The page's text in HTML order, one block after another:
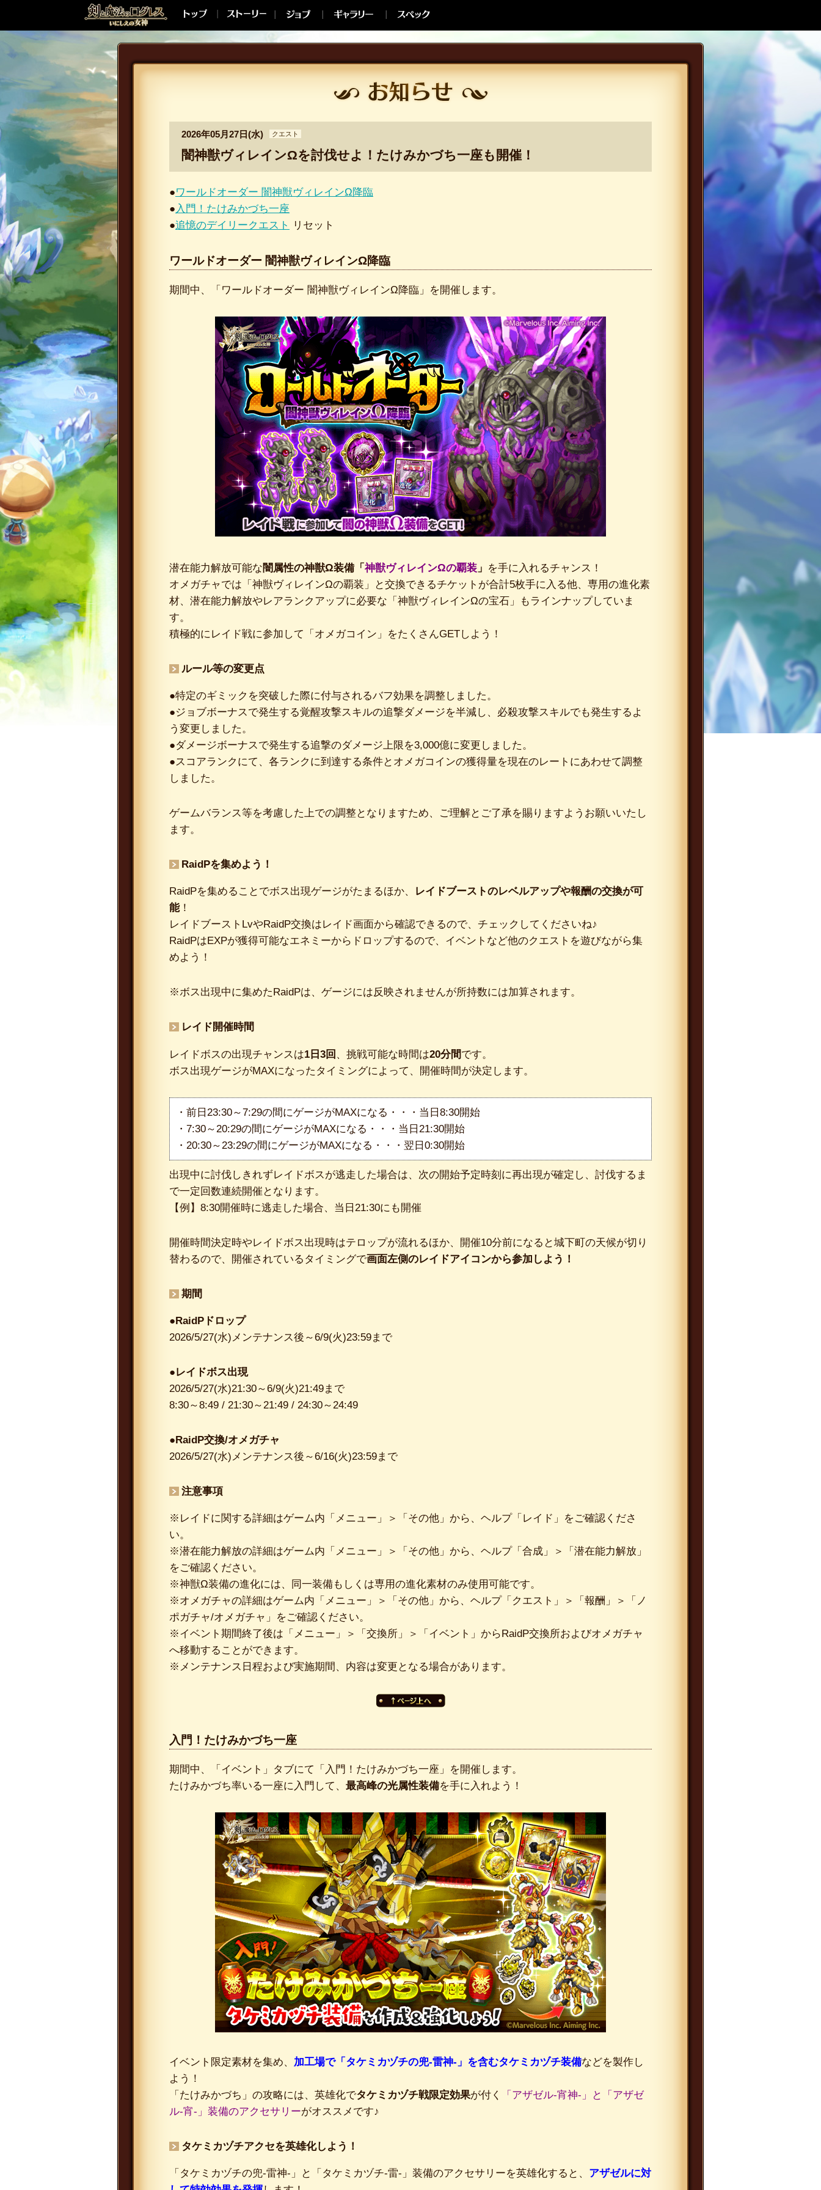
2026年05月27日(水) クエスト
闇神獣ヴィレインΩを討伐せよ！たけみかづち一座も開催！
●ワールドオーダー 闇神獣ヴィレインΩ降臨
●入門！たけみかづち一座
●追憶のデイリークエスト リセット
ワールドオーダー 闇神獣ヴィレインΩ降臨
期間中、「ワールドオーダー 闇神獣ヴィレインΩ降臨」を開催します。
潜在能力解放可能な闇属性の神獣Ω装備「神獣ヴィレインΩの覇装 」 を手に入れるチャンス！
オメガチャでは「神獣ヴィレインΩの覇装」と交換できるチケットが合計5枚手に入る他、専用の進化素
材、潜在能力解放やレアランクアップに必要な「神獣ヴィレインΩの宝石」もラインナップしていま
す。
積極的にレイド戦に参加して「オメガコイン」をたくさんGETしよう！
ルール等の変更点
●特定のギミックを突破した際に付与されるバフ効果を調整しました。
●ジョブボーナスで発生する覚醒攻撃スキルの追撃ダメージを半減し、必殺攻撃スキルでも発生するよ
う変更しました。
●ダメージボーナスで発生する追撃のダメージ上限を3,000億に変更しました。
●スコアランクにて、各ランクに到達する条件とオメガコインの獲得量を現在のレートにあわせて調整
しました。
ゲームバランス等を考慮した上での調整となりますため、ご理解とご了承を賜りますようお願いいたし
ます。
RaidPを集めよう！
RaidPを集めることでボス出現ゲージがたまるほか、 レイドブーストのレベルアップや報酬の交換が可
能！
レイドブーストLvやRaidP交換はレイド画面から確認できるので、チェックしてくださいね♪
RaidPはEXPが獲得可能なエネミーからドロップするので、イベントなど他のクエストを遊びながら集
めよう！
※ボス出現中に集めたRaidPは、ゲージには反映されませんが所持数には加算されます。
レイド開催時間
レイドボスの出現チャンスは1日3回、挑戦可能な時間は20分間です。
ボス出現ゲージがMAXになったタイミングによって、開催時間が決定します。
・前日23:30～7:29の間にゲージがMAXになる・・・当日8:30開始
・7:30～20:29の間にゲージがMAXになる・・・当日21:30開始
・20:30～23:29の間にゲージがMAXになる・・・翌日0:30開始
出現中に討伐しきれずレイドボスが逃走した場合は、次の開始予定時刻に再出現が確定し、討伐するま
で一定回数連続開催となります。
【例】8:30開催時に逃走した場合、当日21:30にも開催
開催時間決定時やレイドボス出現時はテロップが流れるほか、開催10分前になると城下町の天候が切り
替わるので、開催されているタイミングで画面左側のレイドアイコンから参加しよう！
期間
●RaidPドロップ
2026/5/27(水)メンテナンス後～6/9(火)23:59まで
●レイドボス出現
2026/5/27(水)21:30～6/9(火)21:49まで
8:30～8:49 / 21:30～21:49 / 24:30～24:49
●RaidP交換/オメガチャ
2026/5/27(水)メンテナンス後～6/16(火)23:59まで
注意事項
※レイドに関する詳細はゲーム内「メニュー」＞「その他」から、ヘルプ「レイド」をご確認くださ
い。
※潜在能力解放の詳細はゲーム内「メニュー」＞「その他」から、ヘルプ「合成」＞「潜在能力解放」
をご確認ください。
※神獣Ω装備の進化には、同一装備もしくは専用の進化素材のみ使用可能です。
※オメガチャの詳細はゲーム内「メニュー」＞「その他」から、ヘルプ「クエスト」＞「報酬」＞「ノ
ポガチャ/オメガチャ」をご確認ください。
※イベント期間終了後は「メニュー」＞「交換所」＞「イベント」からRaidP交換所およびオメガチャ
へ移動することができます。
※メンテナンス日程および実施期間、内容は変更となる場合があります。
入門！たけみかづち一座
期間中、「イベント」タブにて「入門！たけみかづち一座」を開催します。
たけみかづち率いる一座に入門して、 最高峰の光属性装備を手に入れよう！
イベント限定素材を集め、 加工場で「タケミカヅチの兜-雷神-」を含むタケミカヅチ装備などを製作し
よう！
「たけみかづち」の攻略には、英雄化でタケミカヅチ戦限定効果が付く
「アザゼル-宵神-」と「アザゼ
ル-宵-」装備のアクセサリーがオススメです♪
タケミカヅチアクセを英雄化しよう！
「タケミカヅチの兜-雷神-」と「タケミカヅチ-雷-」装備のアクセサリーを英雄化すると、 アザゼルに対